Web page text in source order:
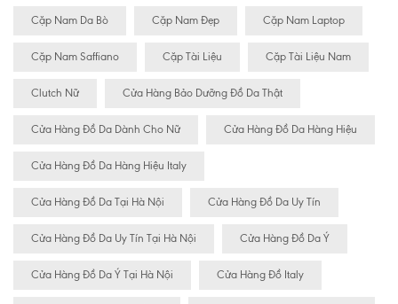
Cặp Nam Da Bò Cặp Nam Đẹp Cặp Nam Laptop
Cặp Nam Saffiano Cặp Tài Liệu Cặp Tài Liệu Nam
Clutch Nữ Cửa Hàng Bảo Dưỡng Đồ Da Thật
Cửa Hàng Đồ Da Dành Cho Nữ Cửa Hàng Đồ Da Hàng Hiệu
Cửa Hàng Đồ Da Hàng Hiệu Italy
Cửa Hàng Đồ Da Tại Hà Nội Cửa Hàng Đồ Da Uy Tín
Cửa Hàng Đồ Da Uy Tín Tại Hà Nội Cửa Hàng Đồ Da Ý
Cửa Hàng Đồ Da Ý Tại Hà Nội Cửa Hàng Đồ Italy